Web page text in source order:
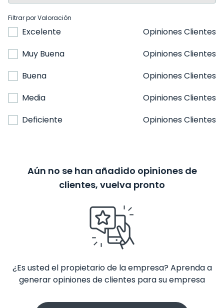
Filtrar por Valoración
Excelente
Opiniones Clientes
Muy Buena
Opiniones Clientes
Buena
Opiniones Clientes
Media
Opiniones Clientes
Deficiente
Opiniones Clientes
Aún no se han añadido opiniones de
clientes, vuelva pronto
¿Es usted el propietario de la empresa? Aprenda a
generar opiniones de clientes para su empresa